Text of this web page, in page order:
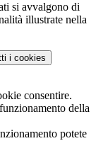
si avvalgono di
illustrate nella
i cookies
consentire.
della
potete